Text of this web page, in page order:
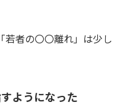
若者の〇〇離れ」は少し
ようになった